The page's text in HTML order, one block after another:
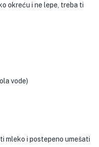
okreću i ne lepe, treba ti
vode)
mleko i postepeno umešati